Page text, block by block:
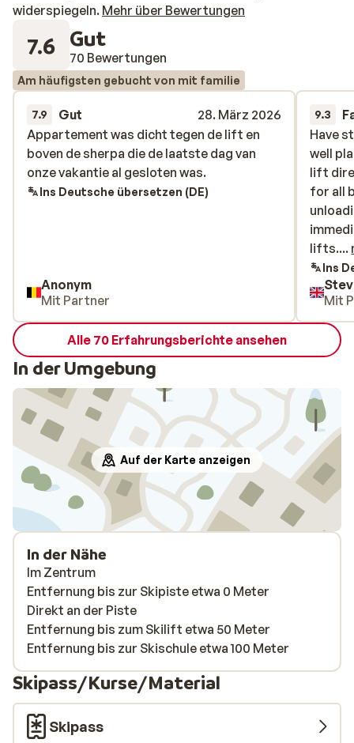
widerspiegeln. Mehr über Bewertungen
7.6 Gut
70 Bewertungen
Am häufigsten gebucht von mit familie
7.9 Gut
28. März 2026
Appartement was dicht tegen de lift en
boven de sherpa die de laatste dag van
onze vakantie al gesloten was.
Appartement was dicht tegen de lift en
boven de sherpa die de laatste dag van
onze vakantie al gesloten was.
Ins Deutsche übersetzen (DE)
Anonym
Mit Partner
9.3
Have
well
lift
for all
lifts.
and
/
More
Have
well
lift
for all
lifts....
Ins
Mit
Alle 70 Erfahrungsberichte ansehen
In der Umgebung
Auf der Karte anzeigen
In der Nähe
Im Zentrum
Entfernung bis zur Skipiste etwa 0 Meter
Direkt an der Piste
Entfernung bis zum Skilift etwa 50 Meter
Entfernung bis zur Skischule etwa 100 Meter
Skipass/Kurse/Material
Skipass